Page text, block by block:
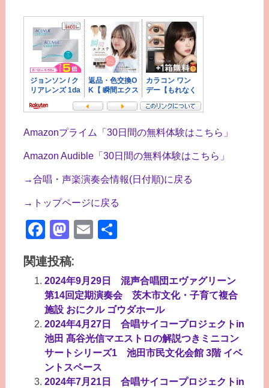
Amazonプライム「30日間の無料体験はこちら」
Amazon Audible「30日間の無料体験はこちら」
→合唱・声楽演奏会情報(日付順)に戻る
→トップページに戻る
Facebook
Mastodon
Email
関連投稿:
2024年9月29日 混声合唱団エヴァグリーン
第14回定期演奏会 茨木市文化・子育て複合
施設 おにクル ゴウダホール
2024年4月27日 合唱サイコープロジェクトin
池田 髙谷光信マエストロの解説つきミニコン
サートシリーズ1 池田市民文化会館 3階 イベ
ントスペース
2024年7月21日 合唱サイコープロジェクトin